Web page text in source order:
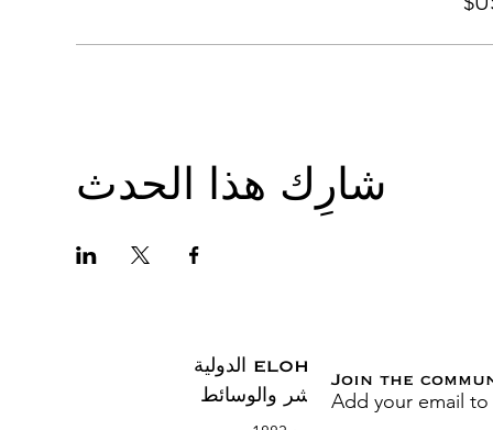
شارِك هذا الحدث
ELOHAI الدولية
النشر والوسائط
Join the
Add your email